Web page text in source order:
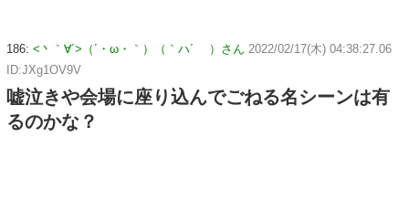
186: <丶｀∀´>（´・ω・｀）（｀ハ´ ）さん 2022/02/17(木) 04:38:27.06
ID:JXg1OV9V
嘘泣きや会場に座り込んでごねる名シーンは有
るのかな？